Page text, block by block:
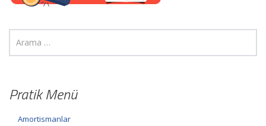
Pratik Menü
Amortismanlar